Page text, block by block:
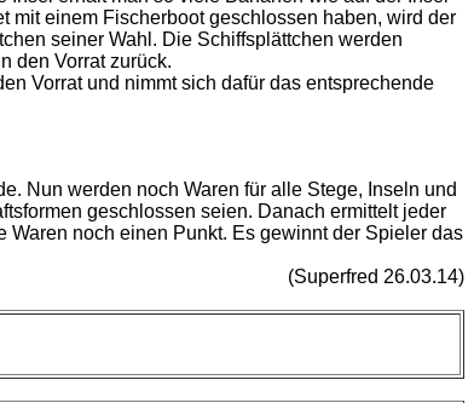
mit einem Fischerboot geschlossen haben, wird der
seiner Wahl. Die Schiffsplättchen werden
den Vorrat zurück.
Vorrat und nimmt sich dafür das entsprechende
Nun werden noch Waren für alle Stege, Inseln und
geschlossen seien. Danach ermittelt jeder
noch einen Punkt. Es gewinnt der Spieler das
(Superfred 26.03.14)